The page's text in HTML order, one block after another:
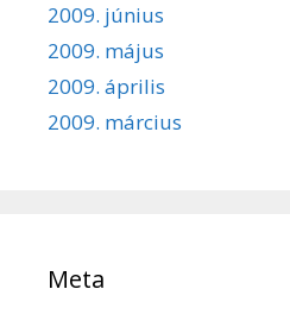
2009. június
2009. május
2009. április
2009. március
Meta